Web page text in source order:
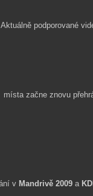
podporované
začne znovu
v Mandrivě 2009 a